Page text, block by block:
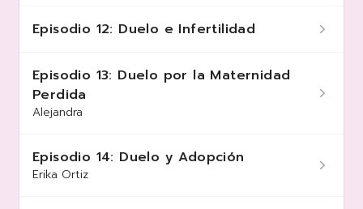
Episodio 12: Duelo e Infertilidad
Episodio 13: Duelo por la Maternidad
Perdida
Alejandra
Episodio 14: Duelo y Adopción
Erika Ortiz